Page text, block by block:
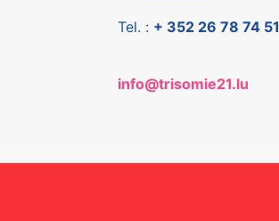
Tel. : + 352 26 78 74 51
info@trisomie21.lu